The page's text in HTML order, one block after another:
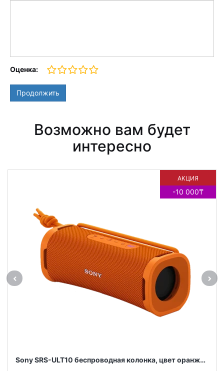
Оценка:
Продолжить
Возможно вам будет
интересно
АКЦИЯ
-10 000₸
Sony SRS-ULT10 беспроводная колонка, цвет оранжевый